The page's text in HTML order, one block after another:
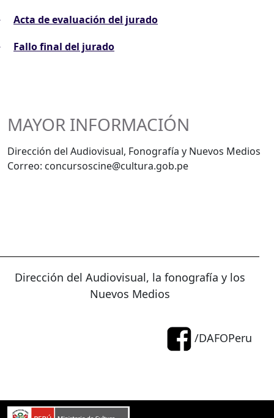
Acta de evaluación del jurado
Fallo final del jurado
MAYOR INFORMACIÓN
Dirección del Audiovisual, Fonografía y Nuevos Medios
Correo: concursoscine@cultura.gob.pe
Dirección del Audiovisual, la fonografía y los
Nuevos Medios
/DAFOPeru